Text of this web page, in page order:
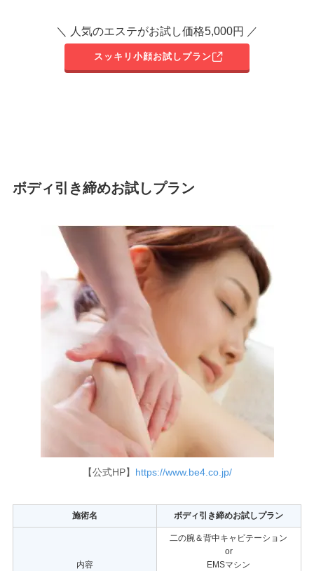
＼ 人気のエステがお試し価格5,000円 ／
スッキリ小顔お試しプラン
ボディ引き締めお試しプラン
【公式HP】 https://www.be4.co.jp/
施術名 ボディ引き締めお試しプラン
内容
二の腕＆背中キャビテーション
or
EMSマシン